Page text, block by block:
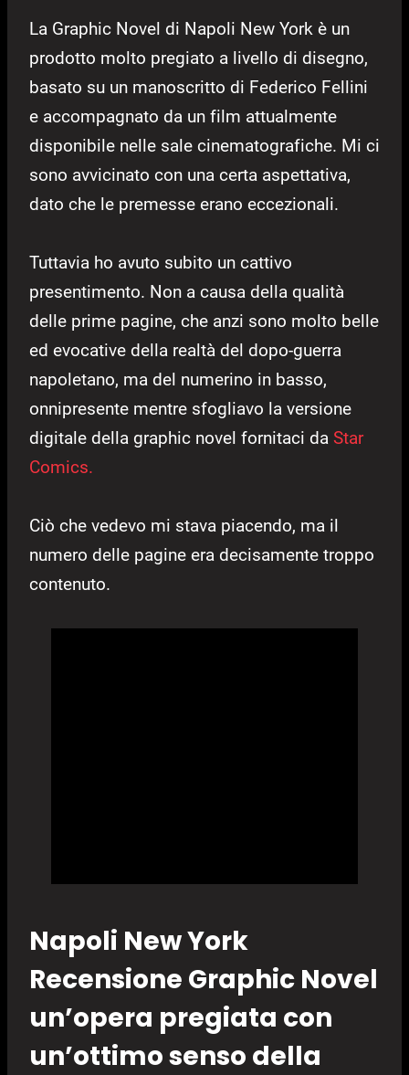
La Graphic Novel di Napoli New York è un
prodotto molto pregiato a livello di disegno,
basato su un manoscritto di Federico Fellini
e accompagnato da un film attualmente
disponibile nelle sale cinematografiche. Mi ci
sono avvicinato con una certa aspettativa,
dato che le premesse erano eccezionali.
Tuttavia ho avuto subito un cattivo
presentimento. Non a causa della qualità
delle prime pagine, che anzi sono molto belle
ed evocative della realtà del dopo-guerra
napoletano, ma del numerino in basso,
onnipresente mentre sfogliavo la versione
digitale della graphic novel fornitaci da Star
Comics.
Ciò che vedevo mi stava piacendo, ma il
numero delle pagine era decisamente troppo
contenuto.
Napoli New York
Recensione Graphic Novel
un’opera pregiata con
un’ottimo senso della